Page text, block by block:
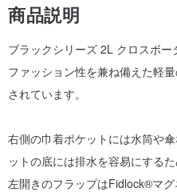
商品説明
ブラックシリーズ 2L クロスボ
ファッション性を兼ね備えた軽
されています。
右側の巾着ポケットには水筒や
ットの底には排水を容易にする
左開きのフラップはFidlock®マ